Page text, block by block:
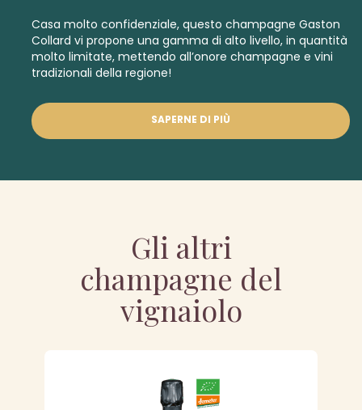
Casa molto confidenziale, questo champagne Gaston
Collard vi propone una gamma di alto livello, in quantità
molto limitate, mettendo all’onore champagne e vini
tradizionali della regione!
SAPERNE DI PIÙ
Gli altri
champagne del
vignaiolo